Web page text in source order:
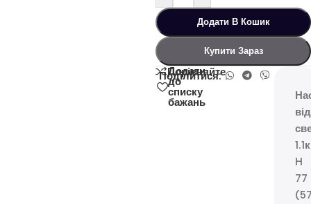
Додати В Кошик
Купити Зараз
Порівняйте
Додати
до
списку
бажань
Поділитися:
H
77